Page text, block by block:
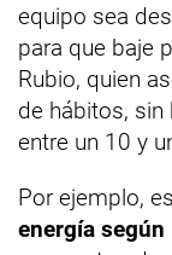
equipo sea
para que baje
Rubio, quien
de hábitos, sin
entre un 10 y
Por ejemplo,
energía